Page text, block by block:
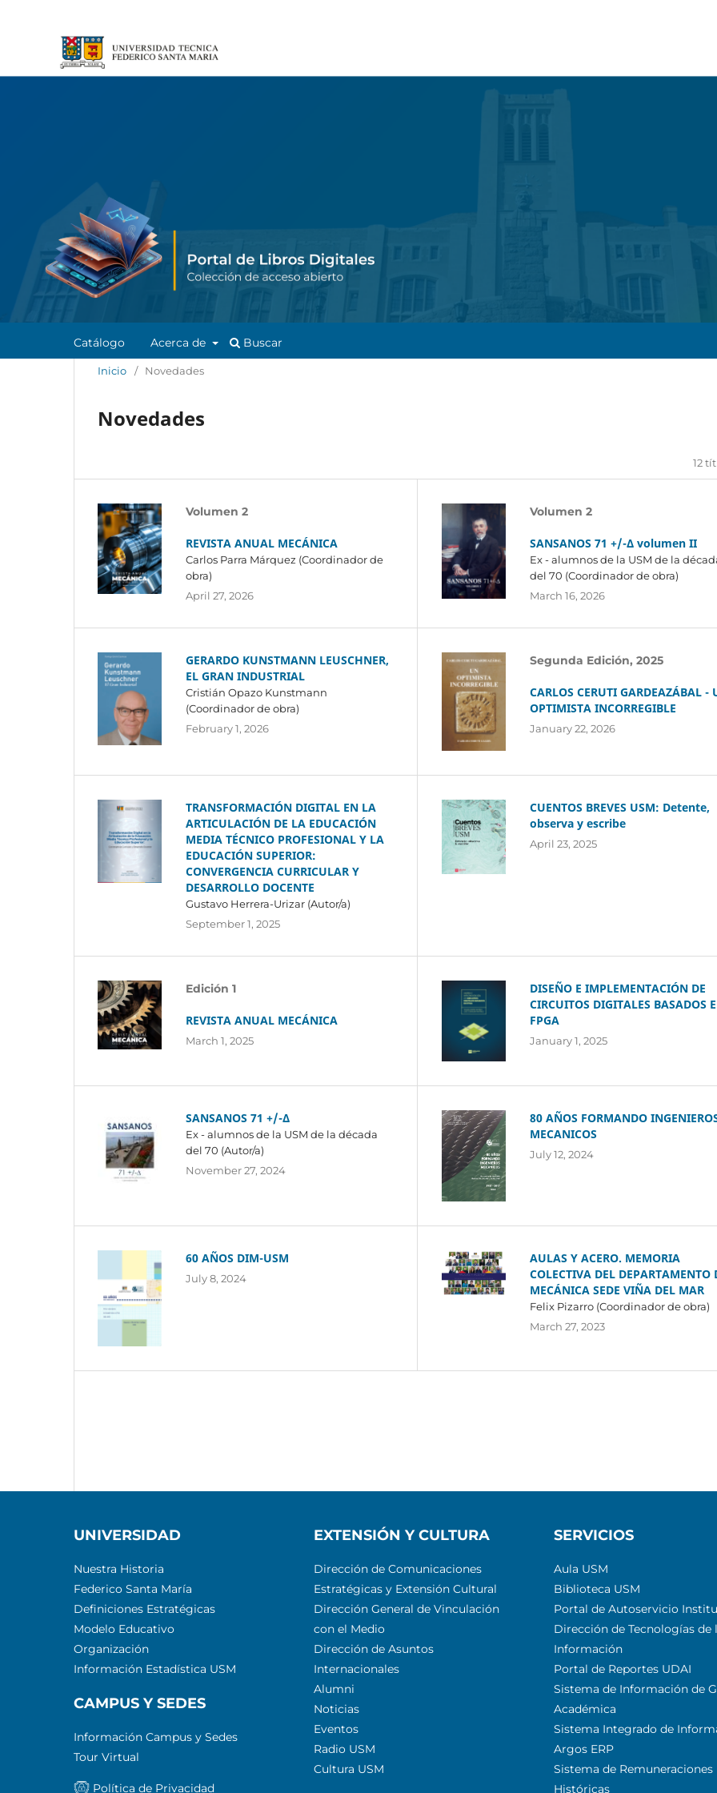
Catálogo Acerca de Buscar
Inicio / Novedades
Novedades
12
Volumen 2
REVISTA ANUAL MECÁNICA
Carlos Parra Márquez (Coordinador de
obra)
April 27, 2026
Volumen 2
SANSANOS 71 +/-∆ volumen II
Ex - alumnos de la USM de la
del 70 (Coordinador de obra)
March 16, 2026
GERARDO KUNSTMANN LEUSCHNER,
EL GRAN INDUSTRIAL
Cristián Opazo Kunstmann
(Coordinador de obra)
February 1, 2026
Segunda Edición, 2025
CARLOS CERUTI GARDEAZÁBAL -
OPTIMISTA INCORREGIBLE
January 22, 2026
TRANSFORMACIÓN DIGITAL EN LA
ARTICULACIÓN DE LA EDUCACIÓN
MEDIA TÉCNICO PROFESIONAL Y LA
EDUCACIÓN SUPERIOR:
CONVERGENCIA CURRICULAR Y
DESARROLLO DOCENTE
Gustavo Herrera-Urizar (Autor/a)
September 1, 2025
CUENTOS BREVES USM: Detente,
observa y escribe
April 23, 2025
Edición 1
REVISTA ANUAL MECÁNICA
March 1, 2025
DISEÑO E IMPLEMENTACIÓN DE
CIRCUITOS DIGITALES BASADOS
FPGA
January 1, 2025
SANSANOS 71 +/-∆
Ex - alumnos de la USM de la década
del 70 (Autor/a)
November 27, 2024
80 AÑOS FORMANDO
MECANICOS
July 12, 2024
60 AÑOS DIM-USM
July 8, 2024
AULAS Y ACERO. MEMORIA
COLECTIVA DEL DEPARTAMENTO
MECÁNICA SEDE VIÑA DEL MAR
Felix Pizarro (Coordinador de obra)
March 27, 2023
UNIVERSIDAD
Nuestra Historia
Federico Santa María
Definiciones Estratégicas
Modelo Educativo
Organización
Información Estadística USM
CAMPUS Y SEDES
Información Campus y Sedes
Tour Virtual
Política de Privacidad
EXTENSIÓN Y CULTURA
Dirección de Comunicaciones
Estratégicas y Extensión Cultural
Dirección General de Vinculación
con el Medio
Dirección de Asuntos
Internacionales
Alumni
Noticias
Eventos
Radio USM
Cultura USM
SERVICIOS
Aula USM
Biblioteca USM
Portal de Autoservicio
Dirección de Tecnologías de
Información
Portal de Reportes UDAI
Sistema de Información de
Académica
Sistema Integrado de
Argos ERP
Sistema de Remuneraciones
Históricas